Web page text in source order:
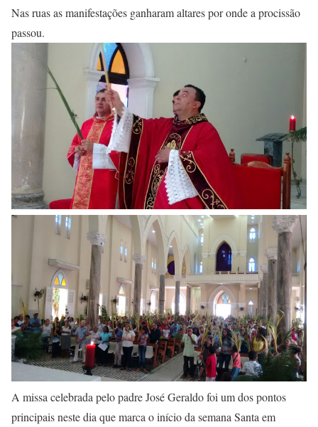
Nas ruas as manifestações ganharam altares por onde a procissão
passou.
A missa celebrada pelo padre José Geraldo foi um dos pontos
principais neste dia que marca o início da semana Santa em